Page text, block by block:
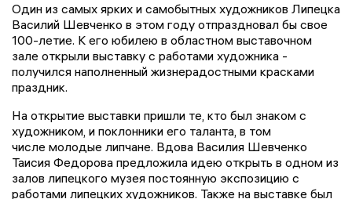
Один из самых ярких и самобытных художников Липецка
Василий Шевченко в этом году отпраздновал бы свое
100-летие. К его юбилею в областном выставочном
зале открыли выставку с работами художника -
получился наполненный жизнерадостными красками
праздник.
На открытие выставки пришли те, кто был знаком с
художником, и поклонники его таланта, в том
числе молодые липчане. Вдова Василия Шевченко
Таисия Федорова предложила идею открыть в одном из
залов липецкого музея постоянную экспозицию с
работами липецких художников. Также на выставке был